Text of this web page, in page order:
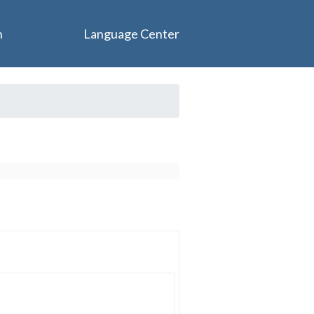
Language Center